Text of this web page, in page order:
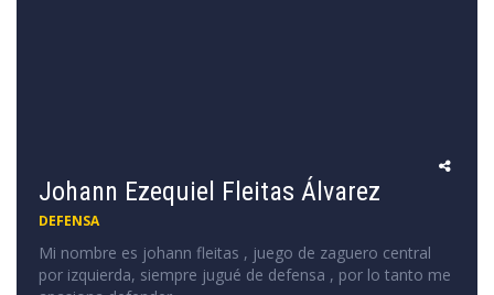
Johann Ezequiel Fleitas Álvarez
DEFENSA
Mi nombre es johann fleitas , juego de zaguero central
por izquierda, siempre jugué de defensa , por lo tanto me